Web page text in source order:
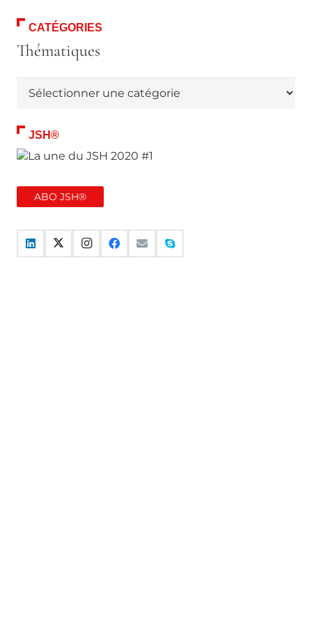
CATÉGORIES
Thématiques
JSH®
ABO JSH®